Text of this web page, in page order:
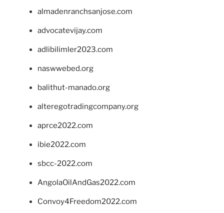
almadenranchsanjose.com
advocatevijay.com
adlibilimler2023.com
naswwebed.org
balithut-manado.org
alteregotradingcompany.org
aprce2022.com
ibie2022.com
sbcc-2022.com
AngolaOilAndGas2022.com
Convoy4Freedom2022.com